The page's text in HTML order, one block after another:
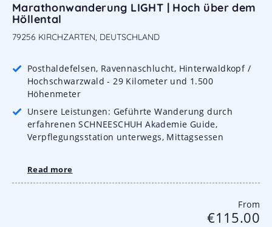
Marathonwanderung LIGHT | Hoch über dem
Höllental
79256 KIRCHZARTEN, DEUTSCHLAND
Posthaldefelsen, Ravennaschlucht, Hinterwaldkopf /
Hochschwarzwald - 29 Kilometer und 1.500
Höhenmeter
Unsere Leistungen: Geführte Wanderung durch
erfahrenen SCHNEESCHUH Akademie Guide,
Verpflegungsstation unterwegs, Mittagsessen
Read more
From
€115.00